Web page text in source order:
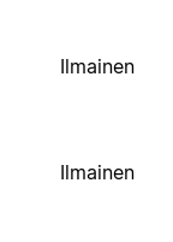
Ilmainen
Ilmainen